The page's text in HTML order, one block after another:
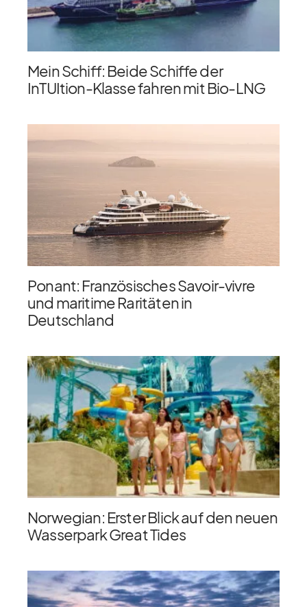
Mein Schiff: Beide Schiffe der
InTUItion-Klasse fahren mit Bio-LNG
Ponant: Französisches Savoir-vivre
und maritime Raritäten in
Deutschland
Norwegian: Erster Blick auf den neuen
Wasserpark Great Tides